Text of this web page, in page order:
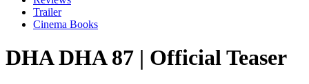
Trailer
Cinema Books
DHA DHA 87 | Official Teaser